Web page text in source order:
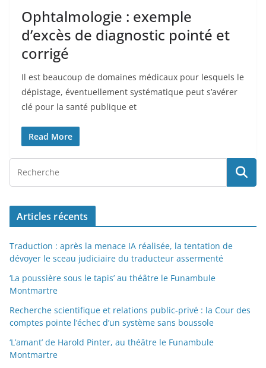
Ophtalmologie : exemple
d’excès de diagnostic pointé et
corrigé
Il est beaucoup de domaines médicaux pour lesquels le
dépistage, éventuellement systématique peut s’avérer
clé pour la santé publique et
Read More
Articles récents
Traduction : après la menace IA réalisée, la tentation de
dévoyer le sceau judiciaire du traducteur assermenté
‘La poussière sous le tapis’ au théâtre le Funambule
Montmartre
Recherche scientifique et relations public-privé : la Cour des
comptes pointe l’échec d’un système sans boussole
‘L’amant’ de Harold Pinter, au théâtre le Funambule
Montmartre